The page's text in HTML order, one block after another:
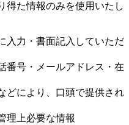
得た情報のみを使用いたし
入力・書面記入していただ
号・メールアドレス・在
どにより、口頭で提供され
理上必要な情報